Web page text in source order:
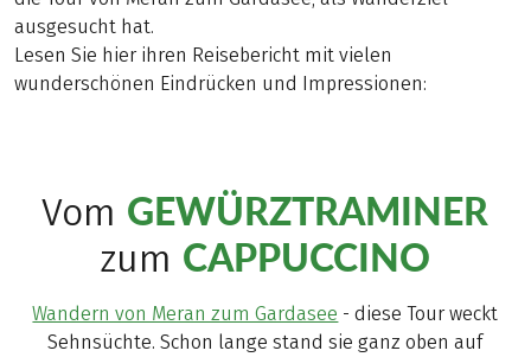
ausgesucht hat.
Lesen Sie hier ihren Reisebericht mit vielen
wunderschönen Eindrücken und Impressionen:
Vom GEWÜRZTRAMINER
zum CAPPUCCINO
Wandern von Meran zum Gardasee - diese Tour weckt
Sehnsüchte. Schon lange stand sie ganz oben auf